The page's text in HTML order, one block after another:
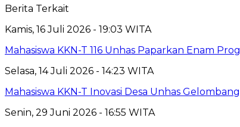
Berita Terkait
Kamis, 16 Juli 2026 - 19:03 WITA
Mahasiswa KKN-T 116 Unhas Paparkan Enam
Selasa, 14 Juli 2026 - 14:23 WITA
Mahasiswa KKN-T Inovasi Desa Unhas
Senin, 29 Juni 2026 - 16:55 WITA